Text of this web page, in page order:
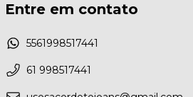
Entre em contato
5561998517441
61 998517441